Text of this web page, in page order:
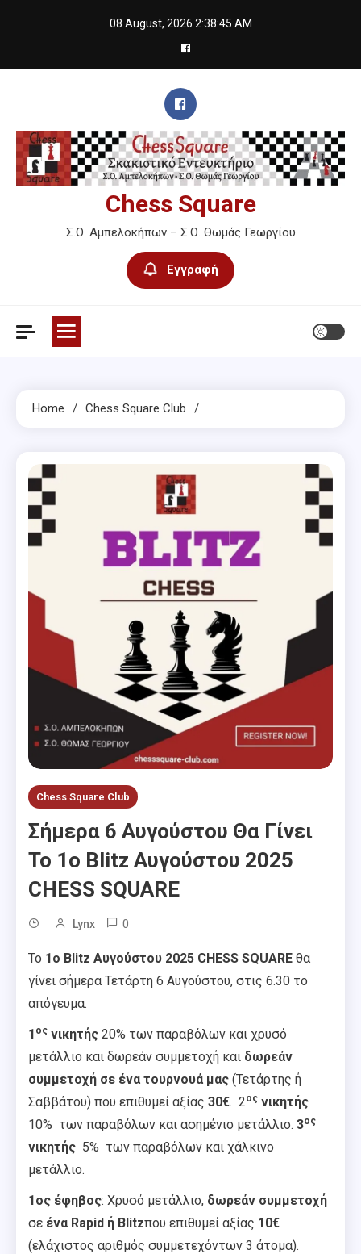
08 August, 2026 2:38:45 AM
Chess Square
Σ.Ο. Αμπελοκήπων – Σ.Ο. Θωμάς Γεωργίου
Εγγραφή
Home Chess Square Club
Chess Square Club
Σήμερα 6 Αυγούστου Θα Γίνει
Το 1ο Blitz Αυγούστου 2025
CHESS SQUARE
Lynx 0
Το 1ο Blitz Αυγούστου 2025 CHESS SQUARE θα
γίνει σήμερα Τετάρτη 6 Αυγούστου, στις 6.30 το
απόγευμα.
1 ος νικητής 20% των παραβόλων και χρυσό
μετάλλιο και δωρεάν συμμετοχή και δωρεάν
συμμετοχή σε ένα τουρνουά μας (Τετάρτης ή
Σαββάτου) που επιθυμεί αξίας 30€. 2ος νικητής
10% των παραβόλων και ασημένιο μετάλλιο. 3ος
νικητής 5% των παραβόλων και χάλκινο
μετάλλιο.
1ος έφηβος: Χρυσό μετάλλιο, δωρεάν συμμετοχή
σε ένα Rapid ή Blitzπου επιθυμεί αξίας 10€
(ελάχιστος αριθμός συμμετεχόντων 3 άτομα).